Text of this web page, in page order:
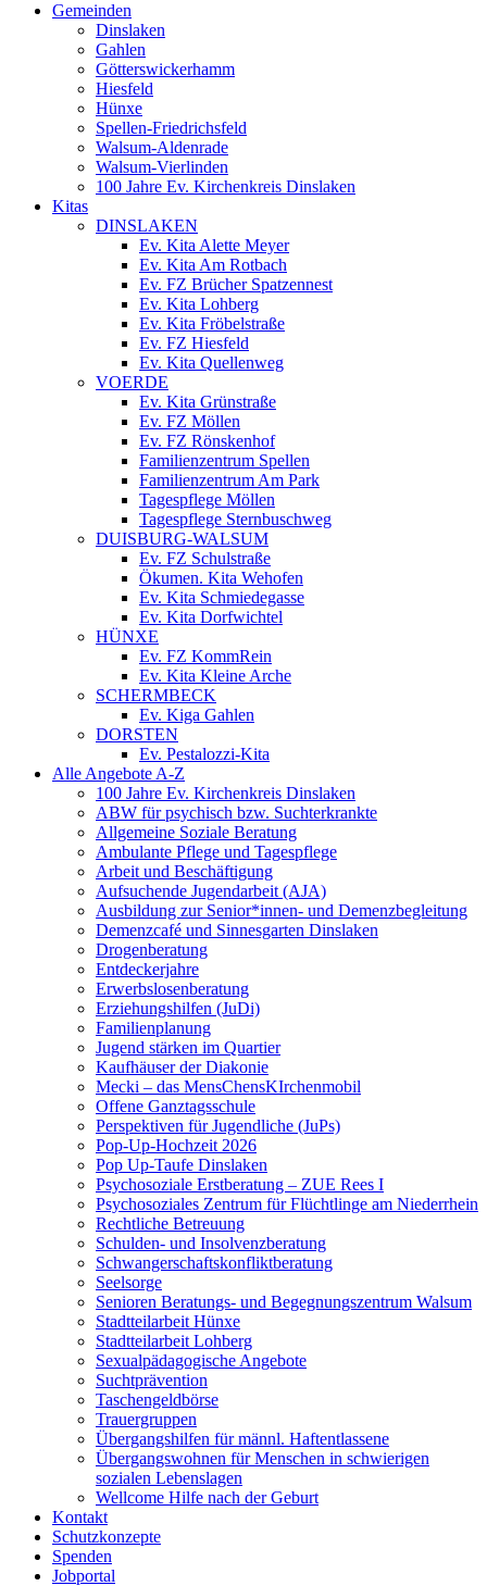
Gemeinden
Dinslaken
Gahlen
Götterswickerhamm
Hiesfeld
Hünxe
Spellen-Friedrichsfeld
Walsum-Aldenrade
Walsum-Vierlinden
100 Jahre Ev. Kirchenkreis Dinslaken
Kitas
DINSLAKEN
Ev. Kita Alette Meyer
Ev. Kita Am Rotbach
Ev. FZ Brücher Spatzennest
Ev. Kita Lohberg
Ev. Kita Fröbelstraße
Ev. FZ Hiesfeld
Ev. Kita Quellenweg
VOERDE
Ev. Kita Grünstraße
Ev. FZ Möllen
Ev. FZ Rönskenhof
Familienzentrum Spellen
Familienzentrum Am Park
Tagespflege Möllen
Tagespflege Sternbuschweg
DUISBURG-WALSUM
Ev. FZ Schulstraße
Ökumen. Kita Wehofen
Ev. Kita Schmiedegasse
Ev. Kita Dorfwichtel
HÜNXE
Ev. FZ KommRein
Ev. Kita Kleine Arche
SCHERMBECK
Ev. Kiga Gahlen
DORSTEN
Ev. Pestalozzi-Kita
Alle Angebote A-Z
100 Jahre Ev. Kirchenkreis Dinslaken
ABW für psychisch bzw. Suchterkrankte
Allgemeine Soziale Beratung
Ambulante Pflege und Tagespflege
Arbeit und Beschäftigung
Aufsuchende Jugendarbeit (AJA)
Ausbildung zur Senior*innen- und Demenzbegleitung
Demenzcafé und Sinnesgarten Dinslaken
Drogenberatung
Entdeckerjahre
Erwerbslosenberatung
Erziehungshilfen (JuDi)
Familienplanung
Jugend stärken im Quartier
Kaufhäuser der Diakonie
Mecki – das MensChensKIrchenmobil
Offene Ganztagsschule
Perspektiven für Jugendliche (JuPs)
Pop-Up-Hochzeit 2026
Pop Up-Taufe Dinslaken
Psychosoziale Erstberatung – ZUE Rees I
Psychosoziales Zentrum für Flüchtlinge am Niederrhein
Rechtliche Betreuung
Schulden- und Insolvenzberatung
Schwangerschaftskonfliktberatung
Seelsorge
Senioren Beratungs- und Begegnungszentrum Walsum
Stadtteilarbeit Hünxe
Stadtteilarbeit Lohberg
Sexualpädagogische Angebote
Suchtprävention
Taschengeldbörse
Trauergruppen
Übergangshilfen für männl. Haftentlassene
Übergangswohnen für Menschen in schwierigen
sozialen Lebenslagen
Wellcome Hilfe nach der Geburt
Kontakt
Schutzkonzepte
Spenden
Jobportal